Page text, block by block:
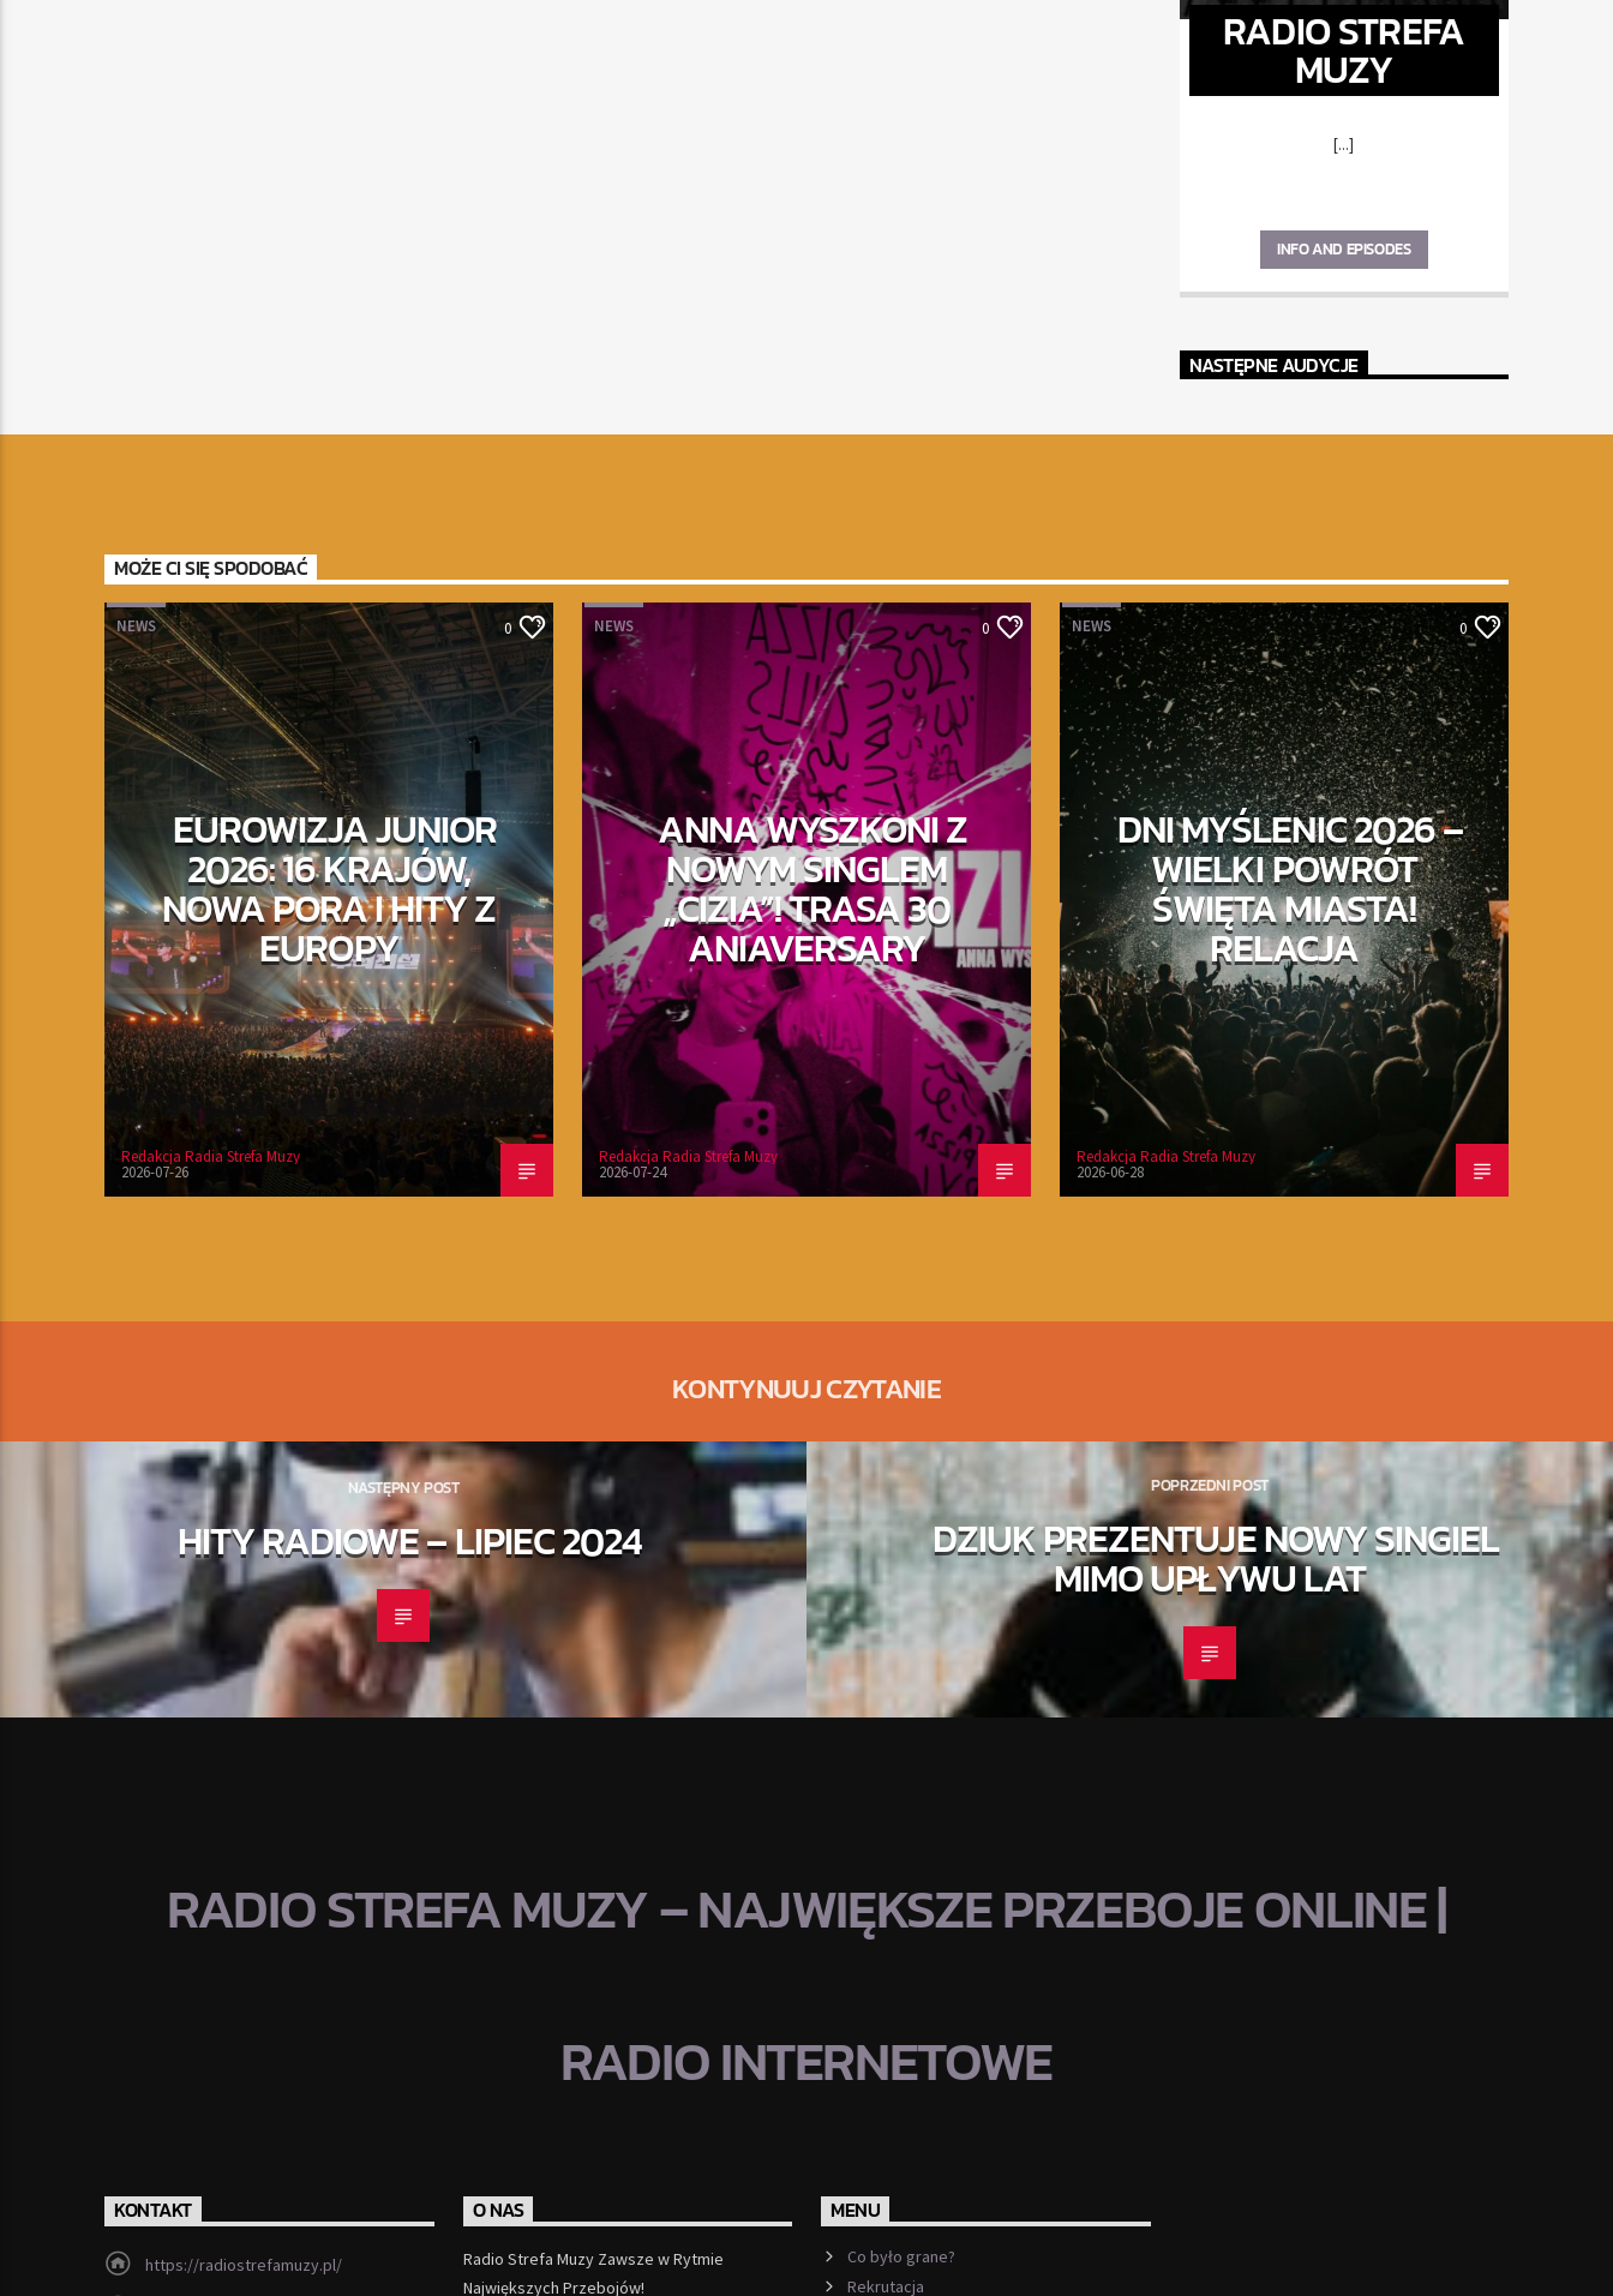
RADIO STREFA
MUZY
[...]
INFO AND EPISODES
NASTĘPNE AUDYCJE
MOŻE CI SIĘ SPODOBAĆ
NEWS 0
EUROWIZJA JUNIOR
2026: 16 KRAJÓW,
NOWA PORA I HITY Z
EUROPY
Redakcja Radia Strefa Muzy
2026-07-26
NEWS 0
ANNA WYSZKONI Z
NOWYM SINGLEM
„CIZIA”! TRASA 30
ANIAVERSARY
Redakcja Radia Strefa Muzy
2026-07-24
NEWS 0
DNI MYŚLENIC 2026 –
WIELKI POWRÓT
ŚWIĘTA MIASTA!
RELACJA
Redakcja Radia Strefa Muzy
2026-06-28
KONTYNUUJ CZYTANIE
NASTĘPNY POST
HITY RADIOWE – LIPIEC 2024
POPRZEDNI POST
DZIUK PREZENTUJE NOWY SINGIEL
MIMO UPŁYWU LAT
RADIO STREFA MUZY – NAJWIĘKSZE PRZEBOJE ONLINE |
RADIO INTERNETOWE
KONTAKT
https://radiostrefamuzy.pl/
O NAS
Radio Strefa Muzy Zawsze w Rytmie
Największych Przebojów!
MENU
Co było grane?
Rekrutacja